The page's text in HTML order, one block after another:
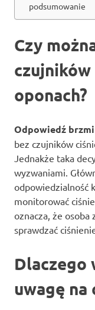
podsumowanie
Czy
oponach?
Odpowiedź
bez czujników
Jednakże taka
wyzwaniami.
odpowiedzialność
monitorować
oznacza, że
sprawdzać
Dlaczego
uwagę na